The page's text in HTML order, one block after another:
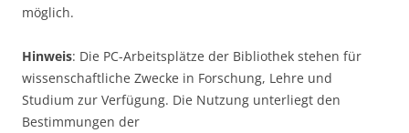
möglich.
Hinweis: Die PC-Arbeitsplätze der Bibliothek stehen für
wissenschaftliche Zwecke in Forschung, Lehre und
Studium zur Verfügung. Die Nutzung unterliegt den
Bestimmungen der